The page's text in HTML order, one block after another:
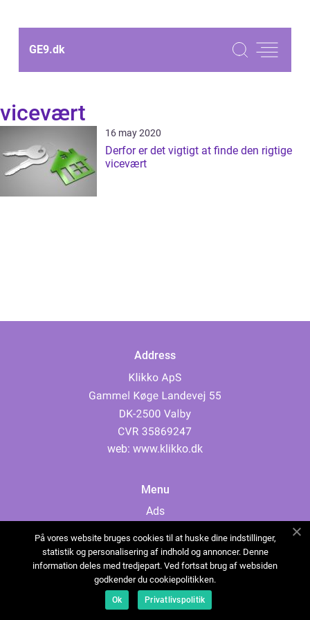
GE9.dk
vicevært
16 may 2020
Derfor er det vigtigt at finde den rigtige
vicevært
Address
web: www.klikko.dk
Menu
Ads
Cookies
Contact
Sitemap
På vores website bruges cookies til at huske dine indstillinger,
statistik og personalisering af indhold og annoncer. Denne
information deles med tredjepart. Ved fortsat brug af websiden
godkender du cookiepolitikken.
Ok Privatlivspolitik